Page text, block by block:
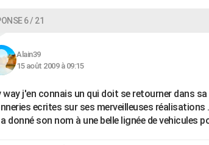
6 / 21
Alain39
15 août 2009 à 09:15
way j'en connais un qui doit se retourner dans
ecrites sur ses merveilleuses réalisations
donné son nom à une belle lignée de vehicules